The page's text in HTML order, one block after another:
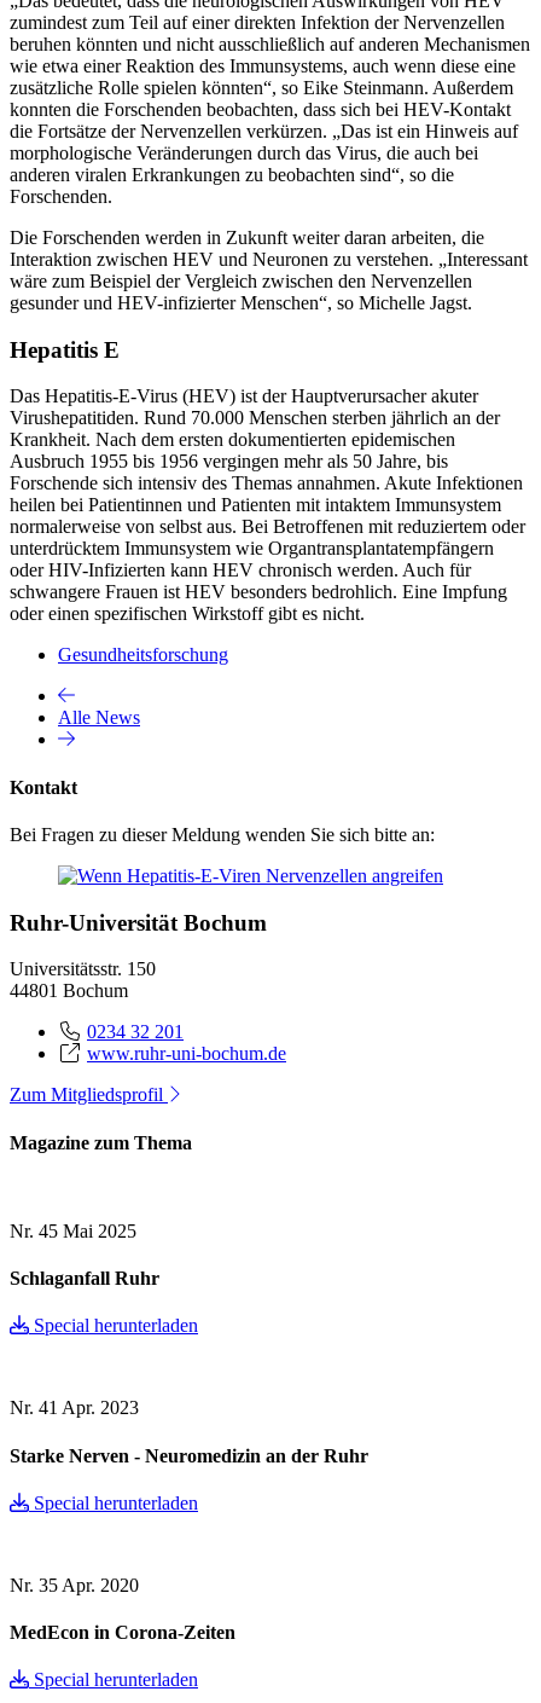
zumindest zum Teil auf einer direkten Infektion der Nervenzellen
beruhen könnten und nicht ausschließlich auf anderen Mechanismen
wie etwa einer Reaktion des Immunsystems, auch wenn diese eine
zusätzliche Rolle spielen könnten“, so Eike Steinmann. Außerdem
konnten die Forschenden beobachten, dass sich bei HEV-Kontakt
die Fortsätze der Nervenzellen verkürzen. „Das ist ein Hinweis auf
morphologische Veränderungen durch das Virus, die auch bei
anderen viralen Erkrankungen zu beobachten sind“, so die
Forschenden.
Die Forschenden werden in Zukunft weiter daran arbeiten, die
Interaktion zwischen HEV und Neuronen zu verstehen. „Interessant
wäre zum Beispiel der Vergleich zwischen den Nervenzellen
gesunder und HEV-infizierter Menschen“, so Michelle Jagst.
Hepatitis E
Das Hepatitis-E-Virus (HEV) ist der Hauptverursacher akuter
Virushepatitiden. Rund 70.000 Menschen sterben jährlich an der
Krankheit. Nach dem ersten dokumentierten epidemischen
Ausbruch 1955 bis 1956 vergingen mehr als 50 Jahre, bis
Forschende sich intensiv des Themas annahmen. Akute Infektionen
heilen bei Patientinnen und Patienten mit intaktem Immunsystem
normalerweise von selbst aus. Bei Betroffenen mit reduziertem oder
unterdrücktem Immunsystem wie Organtransplantatempfängern
oder HIV-Infizierten kann HEV chronisch werden. Auch für
schwangere Frauen ist HEV besonders bedrohlich. Eine Impfung
oder einen spezifischen Wirkstoff gibt es nicht.
Gesundheitsforschung
Alle News
Kontakt
Bei Fragen zu dieser Meldung wenden Sie sich bitte an:
Ruhr-Universität Bochum
Universitätsstr. 150
44801 Bochum
0234 32 201
www.ruhr-uni-bochum.de
Zum Mitgliedsprofil
Magazine zum Thema
Nr. 45 Mai 2025
Schlaganfall Ruhr
Special herunterladen
Nr. 41 Apr. 2023
Starke Nerven - Neuromedizin an der Ruhr
Special herunterladen
Nr. 35 Apr. 2020
MedEcon in Corona-Zeiten
Special herunterladen